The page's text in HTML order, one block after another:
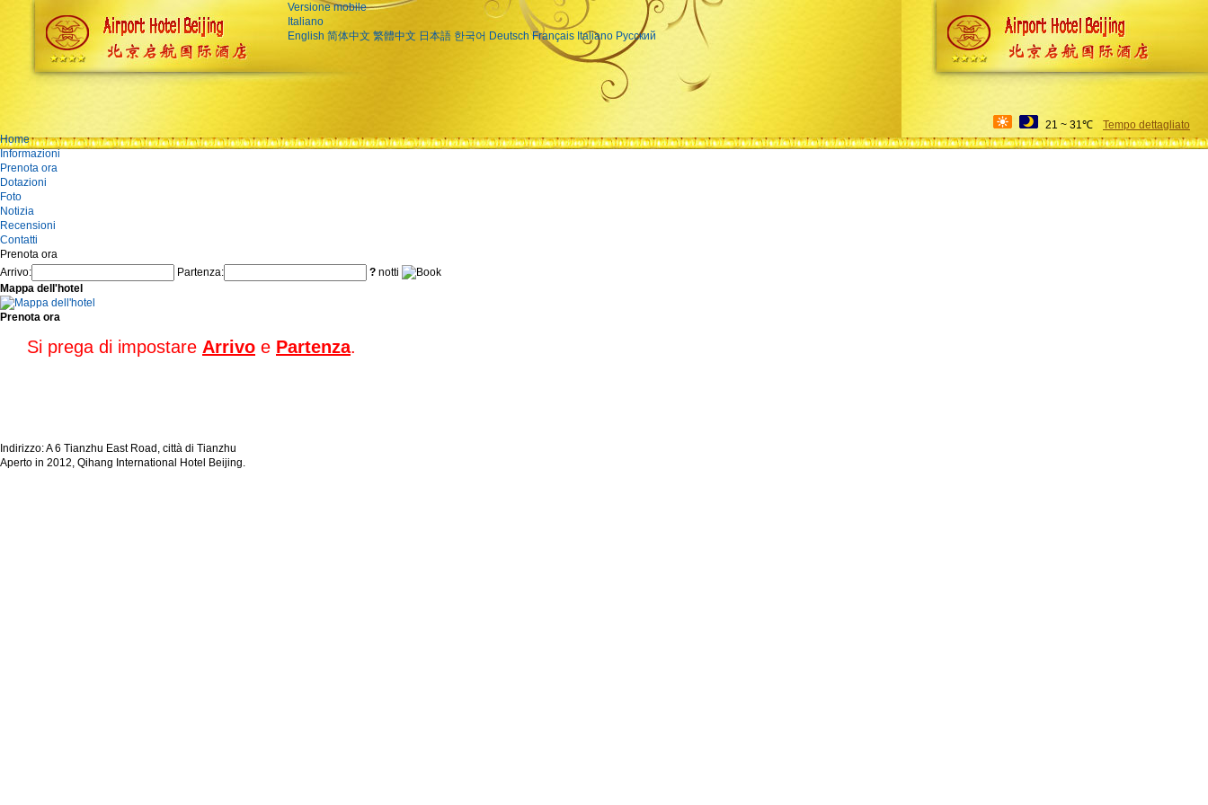
Versione mobile
Italiano
English 简体中文 繁體中文 日本語 한국어 Deutsch Français Italiano Русский
21 ~ 31℃
Tempo dettagliato
Home
Informazioni
Prenota ora
Dotazioni
Foto
Notizia
Recensioni
Contatti
Prenota ora
Arrivo:
Partenza: ? notti
Mappa dell'hotel
Prenota ora
Si prega di impostare Arrivo e Partenza.
Indirizzo: A 6 Tianzhu East Road, città di Tianzhu
Aperto in 2012, Qihang International Hotel Beijing.